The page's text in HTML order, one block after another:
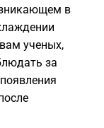
в
ученых,
за